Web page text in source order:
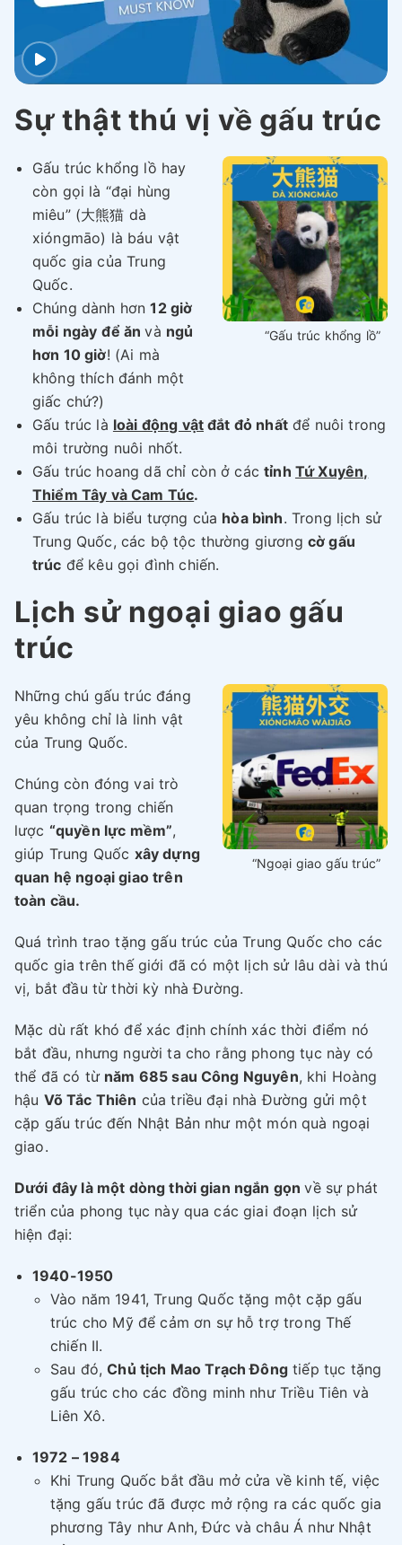
Sự thật thú vị về gấu trúc
“Gấu trúc khổng lồ”
Gấu trúc khổng lồ hay
còn gọi là “đại hùng
miêu” (大熊猫 dà
xióngmāo) là báu vật
quốc gia của Trung
Quốc.
Chúng dành hơn12 giờ
mỗi ngày để ănvà ngủ
hơn 10 giờ! (Ai mà
không thích đánh một
giấc chứ?)
Gấu trúc là loài động vật đắt đỏ nhấtđể nuôi trong
môi trường nuôi nhốt.
Gấu trúc hoang dã chỉ còn ở cáctỉnh Tứ Xuyên,
Thiểm Tây và Cam Túc.
Gấu trúc là biểu tượng của hòa bình. Trong lịch sử
Trung Quốc, các bộ tộc thường giương cờ gấu
trúc để kêu gọi đình chiến.
Lịch sử ngoại giao gấu
trúc
“Ngoại giao gấu trúc”
Những chú gấu trúc đáng
yêu không chỉ là linh vật
của Trung Quốc.
Chúng còn đóng vai trò
quan trọng trong chiến
lược “quyền lực mềm”,
giúp Trung Quốc xây dựng
quan hệ ngoại giao trên
toàn cầu.
Quá trình trao tặng gấu trúc của Trung Quốc cho các
quốc gia trên thế giới đã có một lịch sử lâu dài và thú
vị, bắt đầu từ thời kỳ nhà Đường.
Mặc dù rất khó để xác định chính xác thời điểm nó
bắt đầu, nhưng người ta cho rằng phong tục này có
thể đã có từ năm 685 sau Công Nguyên, khi Hoàng
hậu Võ Tắc Thiên của triều đại nhà Đường gửi một
cặp gấu trúc đến Nhật Bản như một món quà ngoại
giao.
Dưới đây là một dòng thời gian ngắn gọnvề sự phát
triển của phong tục này qua các giai đoạn lịch sử
hiện đại:
1940-1950
Vào năm 1941, Trung Quốc tặng một cặp gấu
trúc cho Mỹ để cảm ơn sự hỗ trợ trong Thế
chiến II.
Sau đó,Chủ tịch Mao Trạch Đôngtiếp tục tặng
gấu trúc cho các đồng minh như Triều Tiên và
Liên Xô.
1972 – 1984
Khi Trung Quốc bắt đầu mở cửa về kinh tế, việc
tặng gấu trúc đã được mở rộng ra các quốc gia
phương Tây như Anh, Đức và châu Á như Nhật